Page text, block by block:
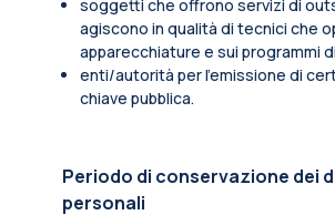
soggetti che offrono servizi di
agiscono in qualità di tecnici che
apparecchiature e sui programmi
enti/autorità per l'emissione di
chiave pubblica.
Periodo di conservazione dei
personali